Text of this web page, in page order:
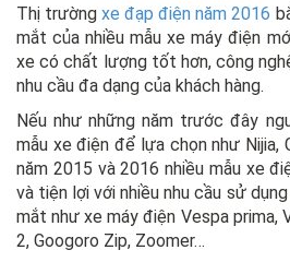
Thị trườngxe đạp điện năm 2016
mắt của nhiều mẫu xe máy điện
xe có chất lượng tốt hơn, công
nhu cầu đa dạng của khách hàng.
Nếu như những năm trước đây
mẫu xe điện để lựa chọn như Nijia,
năm 2015 và 2016 nhiều mẫu xe
và tiện lợi với nhiều nhu cầu sử
mắt như xe máy điện Vespa prima,
2, Googoro Zip, Zoomer…